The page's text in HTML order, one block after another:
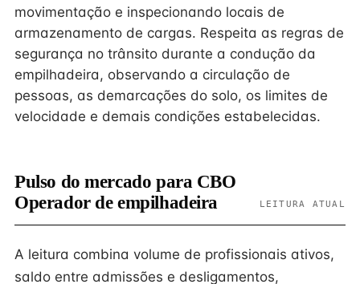
movimentação e inspecionando locais de
armazenamento de cargas. Respeita as regras de
segurança no trânsito durante a condução da
empilhadeira, observando a circulação de
pessoas, as demarcações do solo, os limites de
velocidade e demais condições estabelecidas.
Pulso do mercado para CBO
Operador de empilhadeira
LEITURA ATUAL
A leitura combina volume de profissionais ativos,
saldo entre admissões e desligamentos,